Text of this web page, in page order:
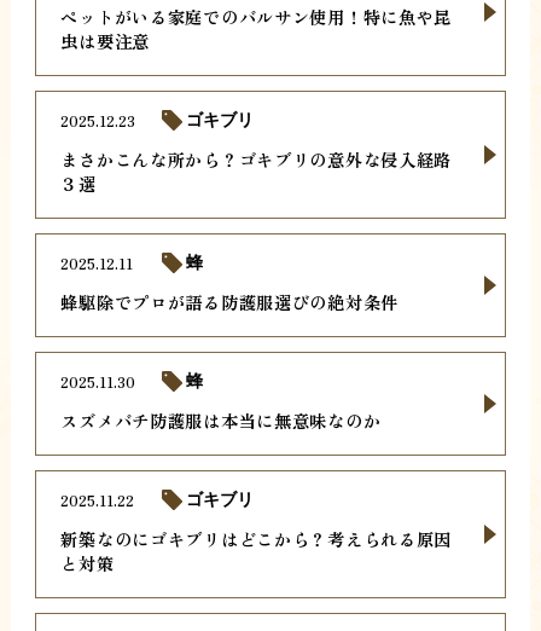
ペットがいる家庭でのバルサン使用！特に魚や昆
虫は要注意
まさかこんな所から？ゴキブリの意外な侵入経路
３選
2025.12.23 ゴキブリ
蜂駆除でプロが語る防護服選びの絶対条件
2025.12.11 蜂
スズメバチ防護服は本当に無意味なのか
2025.11.30 蜂
新築なのにゴキブリはどこから？考えられる原因
と対策
2025.11.22 ゴキブリ